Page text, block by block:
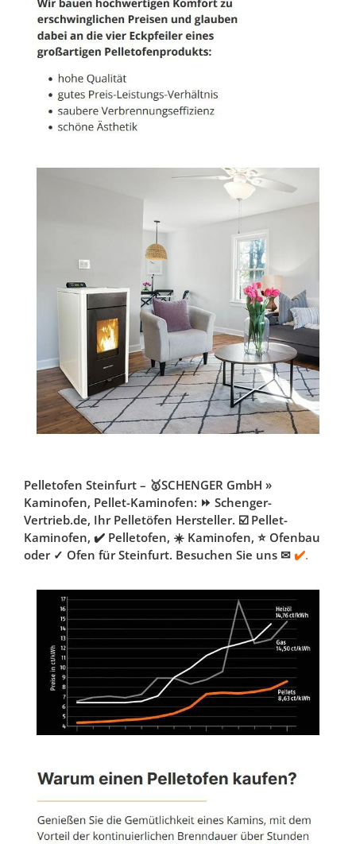
Pelletofen Steinfurt – 🥇SCHENGER GmbH »
Kaminofen, Pellet-Kaminofen: ⏩ Schenger-
Vertrieb.de, Ihr Pelletöfen Hersteller. ☑️ Pellet-
Kaminofen, ✔️ Pelletofen, ☀️ Kaminofen, ⭐ Ofenbau
oder ✓ Ofen für Steinfurt. Besuchen Sie uns ✉ ✔️.